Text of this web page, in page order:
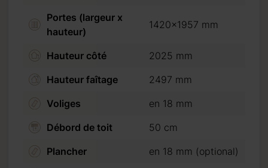
Portes (largeur x
hauteur)
1420x1957 mm
Hauteur côté
2025 mm
Hauteur faîtage
2497 mm
Voliges
en 18 mm
Débord de toit
50 cm
Plancher
en 18 mm (optional)